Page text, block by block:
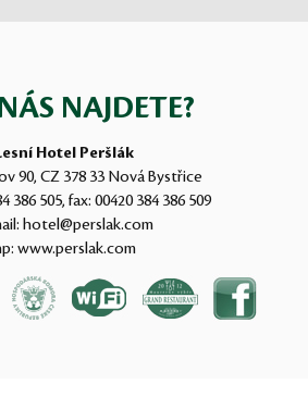
NAJDETE?
Hotel Peršlák
90, CZ 378 33 Nová Bystřice
386 505, fax: 00420 384 386 509
hotel@perslak.com
www.perslak.com